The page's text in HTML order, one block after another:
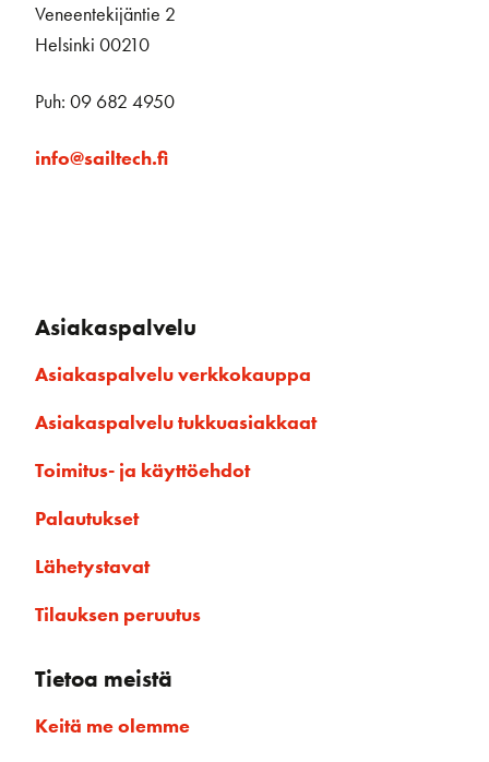
Veneentekijäntie 2
Helsinki 00210
Puh: 09 682 4950
info@sailtech.fi
Asiakaspalvelu
Asiakaspalvelu verkkokauppa
Asiakaspalvelu tukkuasiakkaat
Toimitus- ja käyttöehdot
Palautukset
Lähetystavat
Tilauksen peruutus
Tietoa meistä
Keitä me olemme